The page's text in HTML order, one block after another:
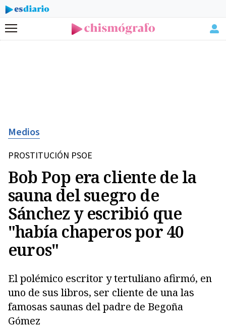
Menú
Medios
PROSTITUCIÓN PSOE
Bob Pop era cliente de la
sauna del suegro de
Sánchez y escribió que
"había chaperos por 40
euros"
El polémico escritor y tertuliano afirmó, en
uno de sus libros, ser cliente de una las
famosas saunas del padre de Begoña
GómezCopiar